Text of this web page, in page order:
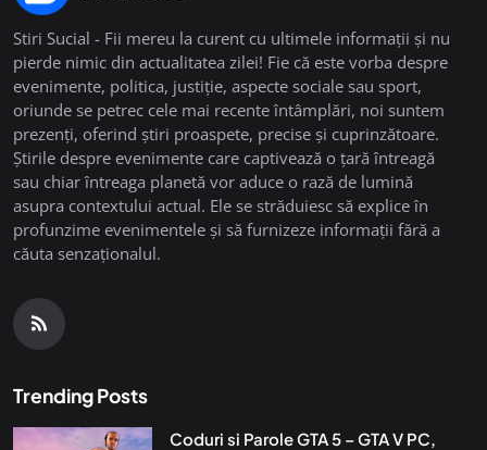
Stiri Sucial - Fii mereu la curent cu ultimele informații și nu
pierde nimic din actualitatea zilei! Fie că este vorba despre
evenimente, politica, justiție, aspecte sociale sau sport,
oriunde se petrec cele mai recente întâmplări, noi suntem
prezenți, oferind știri proaspete, precise și cuprinzătoare.
Știrile despre evenimente care captivează o țară întreagă
sau chiar întreaga planetă vor aduce o rază de lumină
asupra contextului actual. Ele se străduiesc să explice în
profunzime evenimentele și să furnizeze informații fără a
căuta senzaționalul.
Trending Posts
Coduri si Parole GTA 5 – GTA V PC,